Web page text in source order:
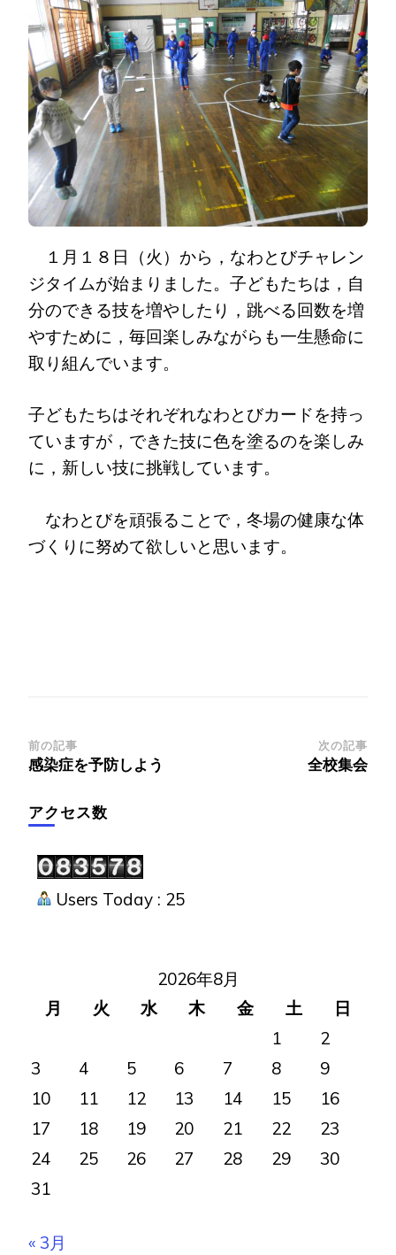
１月１８日（火）から，なわとびチャレン
ジタイムが始まりました。子どもたちは，自
分のできる技を増やしたり，跳べる回数を増
やすために，毎回楽しみながらも一生懸命に
取り組んでいます。
子どもたちはそれぞれなわとびカードを持っ
ていますが，できた技に色を塗るのを楽しみ
に，新しい技に挑戦しています。
なわとびを頑張ることで，冬場の健康な体
づくりに努めて欲しいと思います。
投
稿
ナ
ビ
ゲ
ー
シ
前の記事
感染症を予防しよう
次の記事
全校集会
アクセス数
Users Today : 25
2026年8月
月
火 水 木 金 土
日
1
2
3
4 5 6 7 8
9
10
11 12 13 14 15
16
17
18 19 20 21 22
23
24
25 26 27 28 29
30
31
« 3月